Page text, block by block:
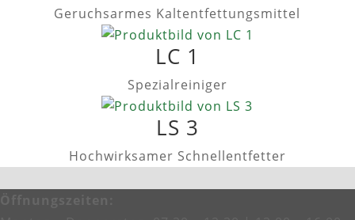
Geruchsarmes Kaltentfettungsmittel
LC 1
Spezialreiniger
LS 3
Hochwirksamer Schnellentfetter